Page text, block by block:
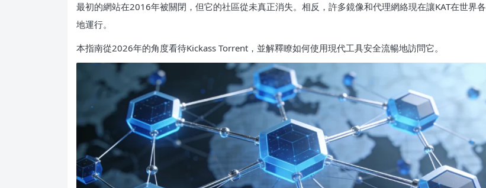
最初的網站在2016年被關閉，但它的社區從未真正消失。相反，許多鏡像和代理網絡現在讓KAT在世界各
地運行。
本指南從2026年的角度看待Kickass Torrent，並解釋瞭如何使用現代工具安全流暢地訪問它。